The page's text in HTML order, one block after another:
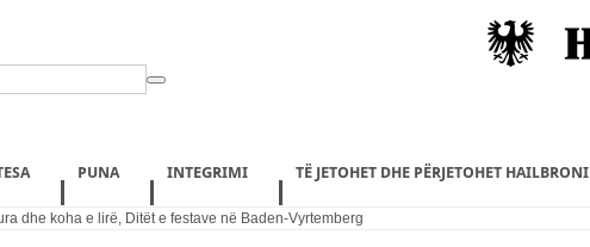
PUNA INTEGRIMI TË JETOHET DHE PËRJETOHET HAILBRONI
dhe koha e lirë, Ditët e festave në Baden-Vyrtemberg